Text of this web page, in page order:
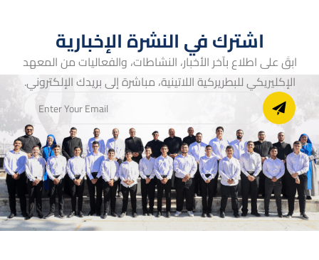
اشترك في النشرة الإخبارية
ابقَ على اطلاع بآخر الأخبار، النشاطات، والفعاليات من المعهد
الإكليريكي للبطريركية اللاتينية، مباشرة إلى بريدك الإلكتروني.